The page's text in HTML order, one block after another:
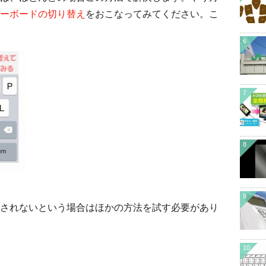
ボードの切り替え をおこなってみてください。こ
れないという場合はほかの方法を試す必要があり
6
7
8
9
10